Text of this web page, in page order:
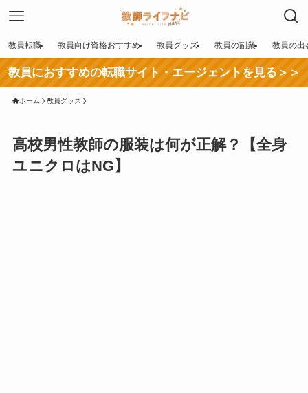
教員転職 教員向け資格おすすめ 教員グッズ 教員の副業 教員の出
教員におすすめの転職サイト・エージェントを見る＞＞
ホーム 教員グッズ
高校男性教師の服装は何が正解？【全身
ユニクロはNG】